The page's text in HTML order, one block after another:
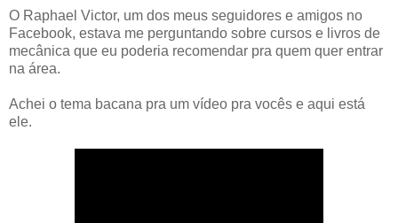
O Raphael Victor, um dos meus seguidores e amigos no
Facebook, estava me perguntando sobre cursos e livros de
mecânica que eu poderia recomendar pra quem quer entrar
na área.
Achei o tema bacana pra um vídeo pra vocês e aqui está
ele.